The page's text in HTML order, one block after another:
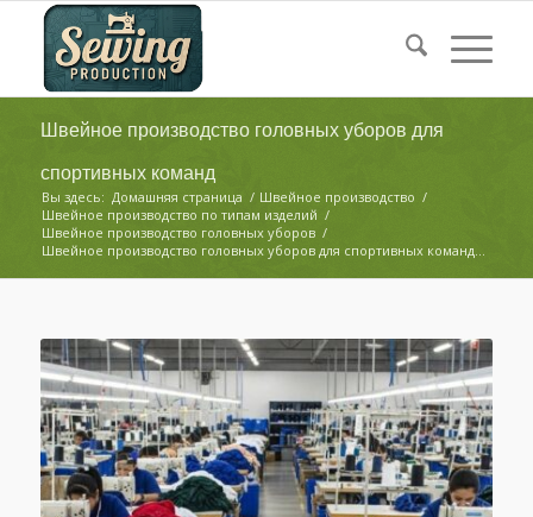
Швейное производство головных уборов для
спортивных команд
Вы здесь: Домашняя страница / Швейное производство /
Швейное производство по типам изделий /
Швейное производство головных уборов /
Швейное производство головных уборов для спортивных команд...